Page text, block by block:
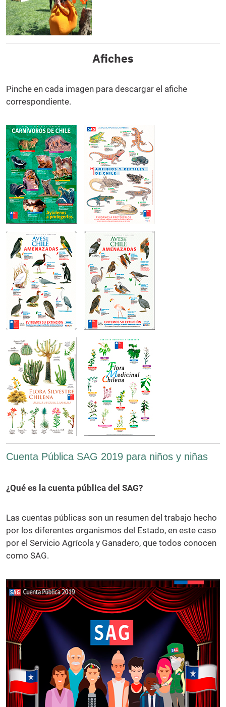
Afiches
Pinche en cada imagen para descargar el afiche
correspondiente.
Cuenta Pública SAG 2019 para niños y niñas
¿Qué es la cuenta pública del SAG?
Las cuentas públicas son un resumen del trabajo hecho
por los diferentes organismos del Estado, en este caso
por el Servicio Agrícola y Ganadero, que todos conocen
como SAG.